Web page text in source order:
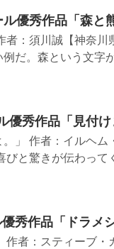
優秀作品「森と
者：須川誠【神奈
だ。森という文字
優秀作品「見付け
」 作者：イルヘム
びと驚きが伝わって
秀作品「ドラメシ
作者：スティーブ・